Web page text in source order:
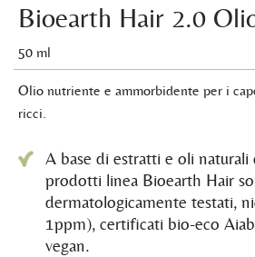
Bioearth Hair 2.0
50 ml
Olio nutriente e ammorbidente per i
ricci.
A base di estratti e oli naturali
prodotti linea Bioearth Hair
dermatologicamente testati,
1ppm), certificati bio-eco
vegan.